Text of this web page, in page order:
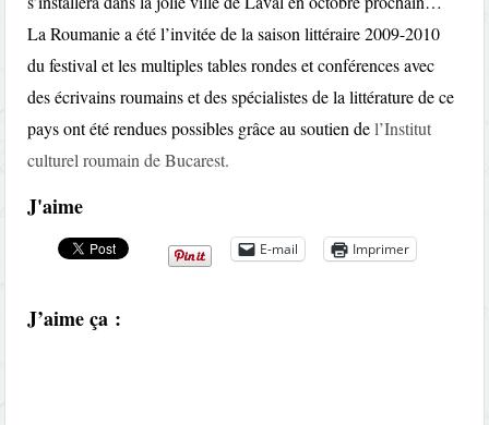
La Roumanie a été l’invitée de la saison littéraire 2009-2010
du festival et les multiples tables rondes et conférences avec
des écrivains roumains et des spécialistes de la littérature de ce
pays ont été rendues possibles grâce au soutien del’Institut
culturel roumain de Bucarest.
J'aime
E-mail Imprimer
J’aime ça :